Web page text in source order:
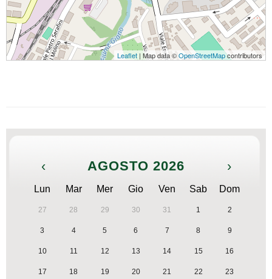
Leaflet | Map data ©OpenStreetMapcontributors
‹ AGOSTO 2026 ›
Lun Mar Mer Gio Ven Sab Dom
27 28 29 30 31 1 2
3 4 5 6 7 8 9
10 11 12 13 14 15 16
17 18 19 20 21 22 23